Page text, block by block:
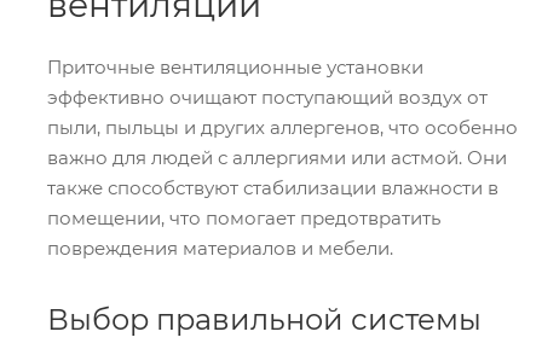
Приточные вентиляционные установки
эффективно очищают поступающий воздух от
пыли, пыльцы и других аллергенов, что особенно
важно для людей с аллергиями или астмой. Они
также способствуют стабилизации влажности в
помещении, что помогает предотвратить
повреждения материалов и мебели.
Выбор правильной системы